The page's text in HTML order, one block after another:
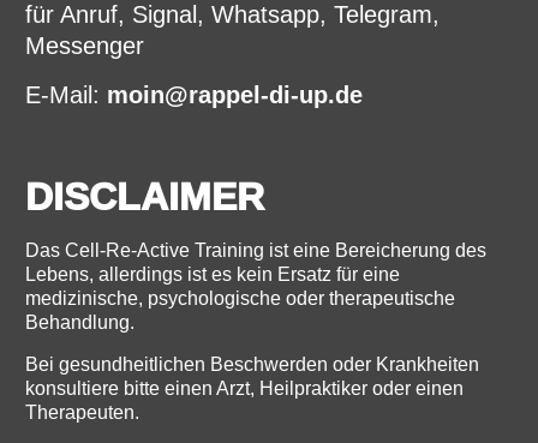
für Anruf, Signal, Whatsapp, Telegram,
Messenger
E-Mail: moin@rappel-di-up.de
DISCLAIMER
Das Cell-Re-Active Training ist eine Bereicherung des
Lebens, allerdings ist es kein Ersatz für eine
medizinische, psychologische oder therapeutische
Behandlung.
Bei gesundheitlichen Beschwerden oder Krankheiten
konsultiere bitte einen Arzt, Heilpraktiker oder einen
Therapeuten.​